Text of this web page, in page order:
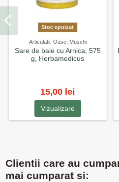
Stoc epuizat
Articulatii, Oase, Muschi
Sare de baie cu Arnica, 575
g, Herbamedicus
15,00 lei
Vizualizare
Clientii care au
mai cumparat si: